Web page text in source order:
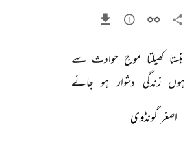
ہنستا کھیلتا موج حوادث سے
ہوں زندگی دشوار ہو جائے
اصغر گونڈوی